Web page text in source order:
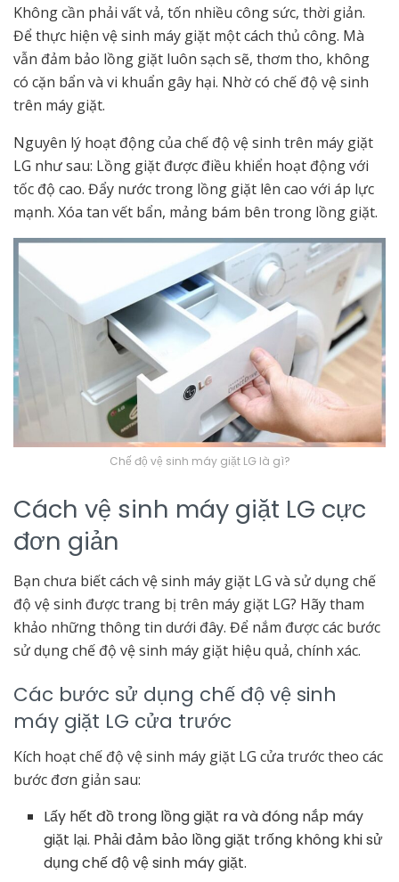
Không cần phải vất vả, tốn nhiều công sức, thời giản.
Để thực hiện vệ sinh máy giặt một cách thủ công. Mà
vẫn đảm bảo lồng giặt luôn sạch sẽ, thơm tho, không
có cặn bẩn và vi khuẩn gây hại. Nhờ có chế độ vệ sinh
trên máy giặt.
Nguyên lý hoạt động của chế độ vệ sinh trên máy giặt
LG như sau: Lồng giặt được điều khiển hoạt động với
tốc độ cao. Đẩy nước trong lồng giặt lên cao với áp lực
mạnh. Xóa tan vết bẩn, mảng bám bên trong lồng giặt.
Chế độ vệ sinh máy giặt LG là gì?
Cách vệ sinh máy giặt LG cực
đơn giản
Bạn chưa biết cách vệ sinh máy giặt LG và sử dụng chế
độ vệ sinh được trang bị trên máy giặt LG? Hãy tham
khảo những thông tin dưới đây. Để nắm được các bước
sử dụng chế độ vệ sinh máy giặt hiệu quả, chính xác.
Các bước sử dụng chế độ vệ sinh
máy giặt LG cửa trước
Kích hoạt chế độ vệ sinh máy giặt LG cửa trước theo các
bước đơn giản sau:
Lấy hết đồ trong lồng giặt ra và đóng nắp máy
giặt lại. Phải đảm bảo lồng giặt trống không khi sử
dụng chế độ vệ sinh máy giặt.